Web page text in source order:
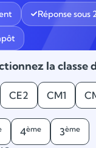
Réponse sous
la classe
CE2 CM1
4ème 3ème